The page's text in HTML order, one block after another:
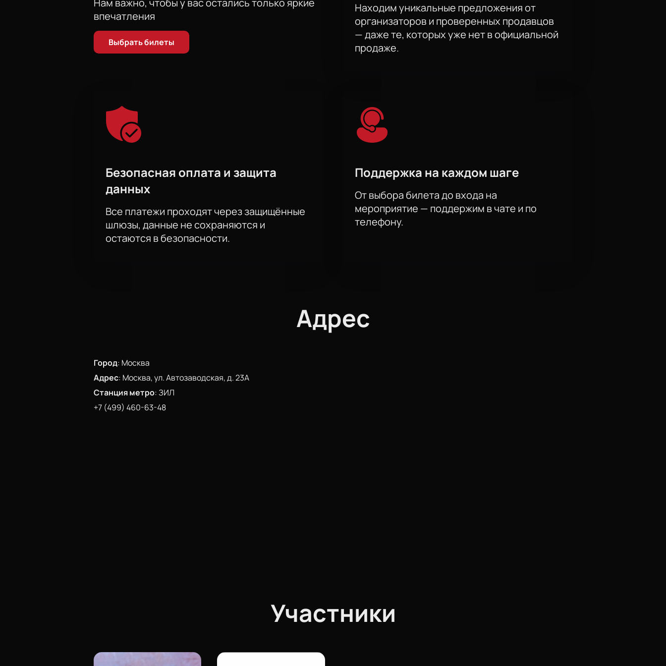
впечатления
Выбрать билеты
Находим уникальные предложения от
организаторов и проверенных продавцов
— даже те, которых уже нет в официальной
продаже.
Безопасная оплата и защита
данных
Все платежи проходят через защищённые
шлюзы, данные не сохраняются и
остаются в безопасности.
Поддержка на каждом шаге
От выбора билета до входа на
мероприятие — поддержим в чате и по
телефону.
Адрес
Город: Москва
Адрес: Москва, ул. Автозаводская, д. 23А
Станция метро:ЗИЛ
+7 (499) 460-63-48
Участники